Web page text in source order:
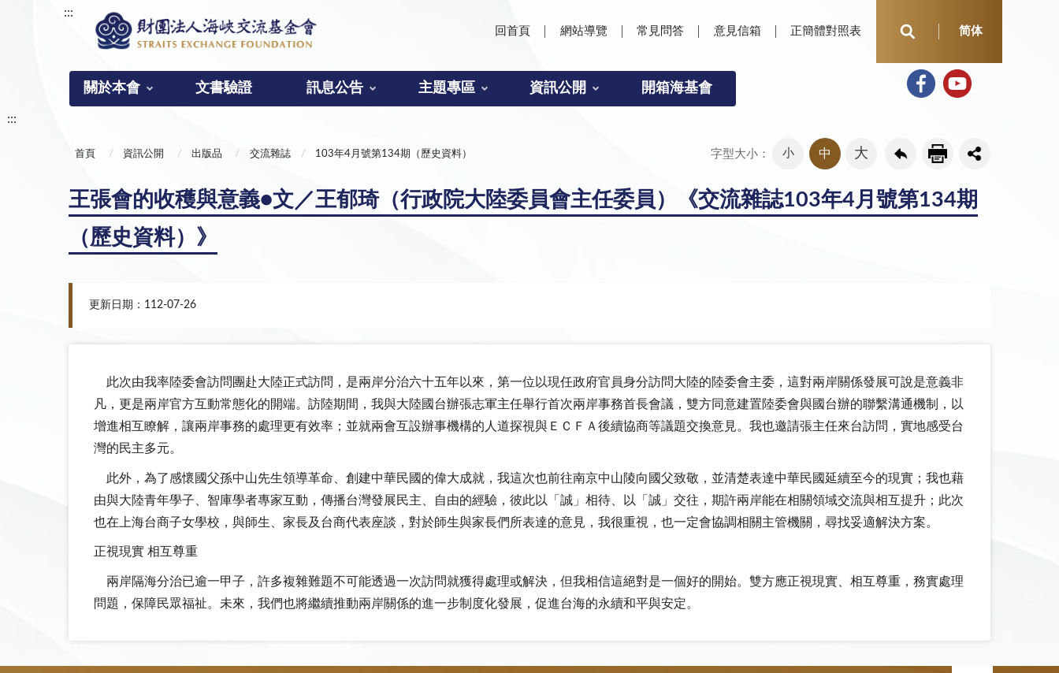
:::
回首頁 網站導覽 常見問答 意見信箱 正簡體對照表 简体
關於本會 文書驗證 訊息公告 主題專區 資訊公開 開箱海基會
:::
首頁 資訊公開 出版品 交流雜誌 103年4月號第134期（歷史資料） 字型大小： 小 中 大
王張會的收穫與意義●文／王郁琦（行政院大陸委員會主任委員）《交流雜誌103年4月號第134期
（歷史資料）》
更新日期：112-07-26
此次由我率陸委會訪問團赴大陸正式訪問，是兩岸分治六十五年以來，第一位以現任政府官員身分訪問大陸的陸委會主委，這對兩岸關係發展可說是意義非
凡，更是兩岸官方互動常態化的開端。訪陸期間，我與大陸國台辦張志軍主任舉行首次兩岸事務首長會議，雙方同意建置陸委會與國台辦的聯繫溝通機制，以
增進相互瞭解，讓兩岸事務的處理更有效率；並就兩會互設辦事機構的人道探視與ＥＣＦＡ後續協商等議題交換意見。我也邀請張主任來台訪問，實地感受台
灣的民主多元。
此外，為了感懷國父孫中山先生領導革命、創建中華民國的偉大成就，我這次也前往南京中山陵向國父致敬，並清楚表達中華民國延續至今的現實；我也藉
由與大陸青年學子、智庫學者專家互動，傳播台灣發展民主、自由的經驗，彼此以「誠」相待、以「誠」交往，期許兩岸能在相關領域交流與相互提升；此次
也在上海台商子女學校，與師生、家長及台商代表座談，對於師生與家長們所表達的意見，我很重視，也一定會協調相關主管機關，尋找妥適解決方案。
正視現實 相互尊重
兩岸隔海分治已逾一甲子，許多複雜難題不可能透過一次訪問就獲得處理或解決，但我相信這絕對是一個好的開始。雙方應正視現實、相互尊重，務實處理
問題，保障民眾福祉。未來，我們也將繼續推動兩岸關係的進一步制度化發展，促進台海的永續和平與安定。